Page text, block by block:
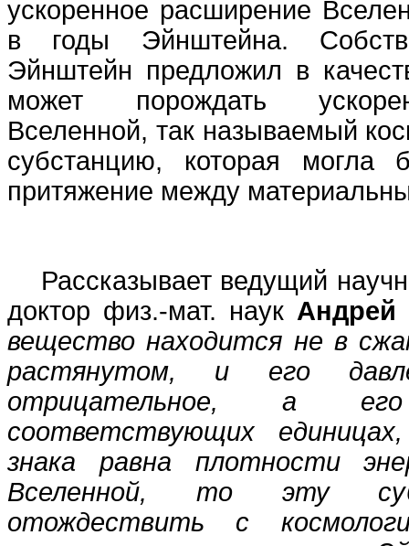
ускоренное расширение
в годы Эйнштейна.
Эйнштейн предложил в
может порождать
Вселенной, так называемый
субстанцию, которая могла
притяжение между
Рассказывает ведущий
доктор физ.-мат. наук Андрей
вещество находится не в
растянутом, и его
отрицательное, а
соответствующих
знака равна плотности
Вселенной, то эту
отождествить с